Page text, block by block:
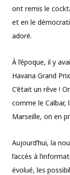
ont remis le
et en le
adoré.
À l’époque, il y
Havana Grand
C’était un rêve !
comme le Calbar,
Marseille, on en
Aujourd’hui, la
l’accès à
évolué, les